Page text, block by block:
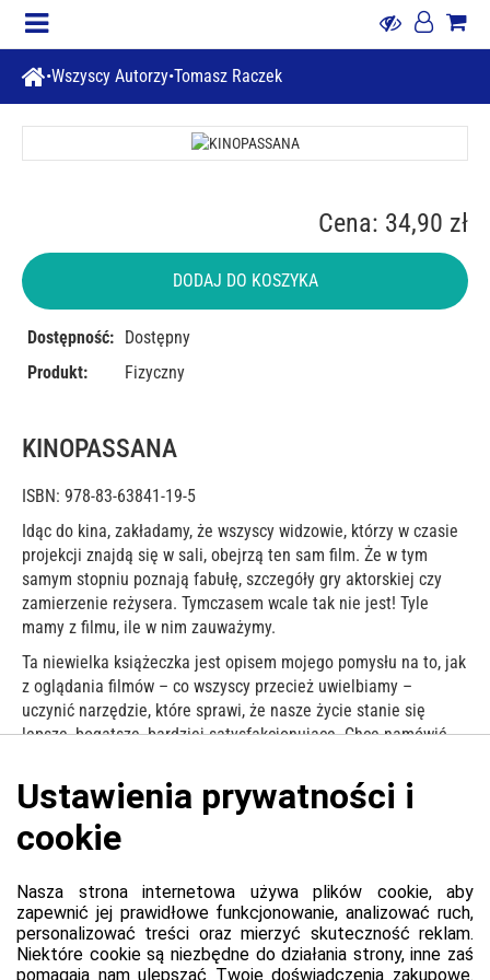
Wszyscy Autorzy Tomasz Raczek
KINOPASSANA
ISBN: 978-83-63841-19-5
Idąc do kina, zakładamy, że wszyscy widzowie, którzy w czasie
projekcji znajdą się w sali, obejrzą ten sam film. Że w tym
samym stopniu poznają fabułę, szczegóły gry aktorskiej czy
zamierzenie reżysera. Tymczasem wcale tak nie jest! Tyle
mamy z filmu, ile w nim zauważymy.
Ta niewielka książeczka jest opisem mojego pomysłu na to, jak
z oglądania filmów – co wszyscy przecież uwielbiamy –
uczynić narzędzie, które sprawi, że nasze życie stanie się
lepsze, bogatsze, bardziej satysfakcjonujące. Chcę namówić
ale dostrzec też ogromne możliwości, jakie daje nam ono w
procesie poznawania siebie, a także w czasie pracy nad sobą.
Tomasz Raczek
Cena: 34,90 zł
DODAJ DO KOSZYKA
Dostępność: Dostępny
Produkt:
Fizyczny
Platforma
Informacje o platformie